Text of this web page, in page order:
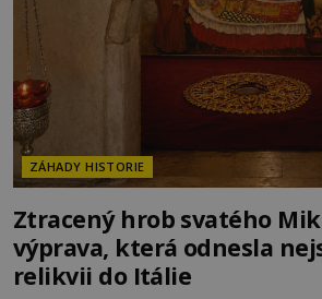
ZÁHADY HISTORIE
Ztracený hrob svatého
výprava, která odnesla
relikvii do Itálie